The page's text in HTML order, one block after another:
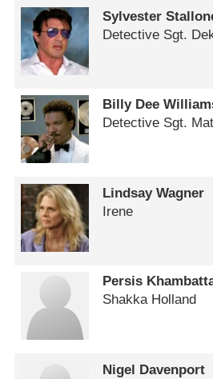
Sylvester
Detective Sgt.
Billy Dee
Detective Sgt.
Lindsay Wagner
Irene
Persis
Shakka Holland
Nigel Davenport